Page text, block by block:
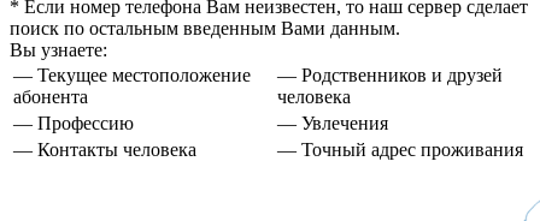
* Если номер телефона Вам неизвестен, то наш сервер сделает
поиск по остальным введенным Вами данным.
Вы узнаете:
— Текущее местоположение
абонента
— Родственников и друзей
человека
— Профессию
— Увлечения
— Контакты человека
— Точный адрес проживания